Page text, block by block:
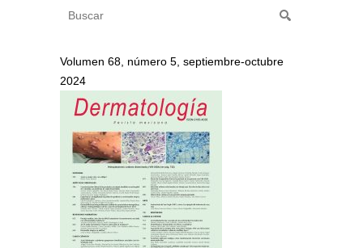
Volumen 68, número 5, septiembre-octubre
2024